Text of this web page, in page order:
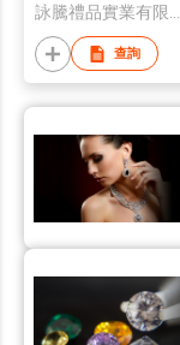
詠騰禮品實業有限公司
查詢